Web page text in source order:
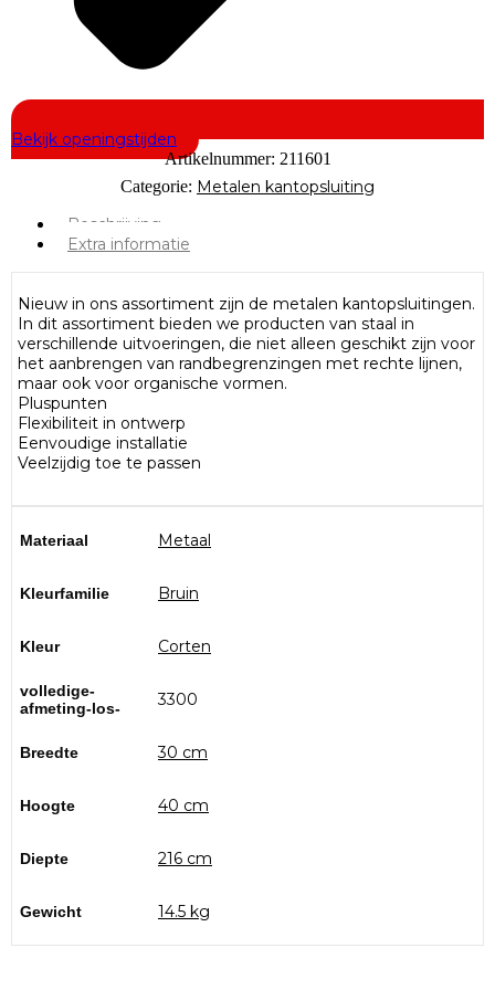
Bekijk openingstijden
Artikelnummer: 211601
Categorie: Metalen kantopsluiting
Beschrijving
Extra informatie
Nieuw in ons assortiment zijn de metalen kantopsluitingen.
In dit assortiment bieden we producten van staal in
verschillende uitvoeringen, die niet alleen geschikt zijn voor
het aanbrengen van randbegrenzingen met rechte lijnen,
maar ook voor organische vormen.
Pluspunten
Flexibiliteit in ontwerp
Eenvoudige installatie
Veelzijdig toe te passen
Materiaal Metaal
Kleurfamilie Bruin
Kleur Corten
volledige-
afmeting-los-
3300
Breedte 30 cm
Hoogte 40 cm
Diepte 216 cm
Gewicht 14.5 kg